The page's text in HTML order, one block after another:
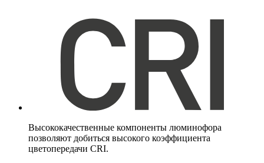
Высококачественные компоненты люминофора
позволяют добиться высокого коэффициента
цветопередачи CRI.